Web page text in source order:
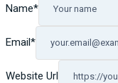
Name*
Email*
Website Url